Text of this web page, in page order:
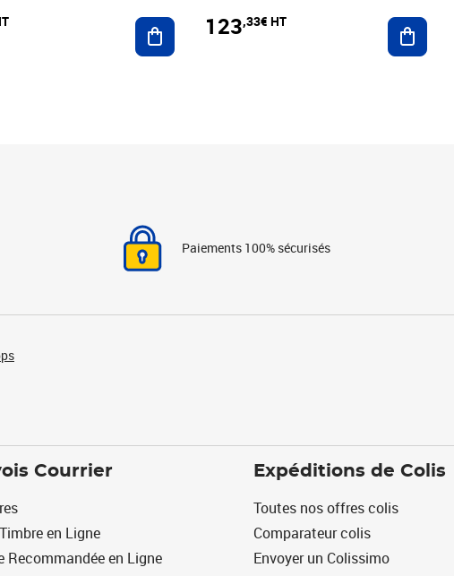
Ajouter au panier
123,33€ HT
Paiements 100% sécurisés
Courrier
en Ligne
Recommandée en Ligne
Expéditions de Colis
Toutes nos offres colis
Comparateur colis
Envoyer un Colissimo